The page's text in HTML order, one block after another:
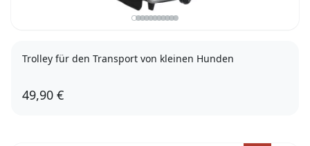
Trolley für den Transport von kleinen Hunden
49,90 €